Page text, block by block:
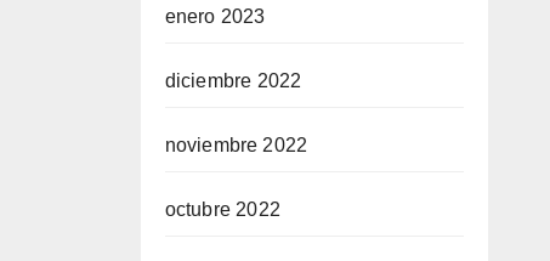
enero 2023
diciembre 2022
noviembre 2022
octubre 2022